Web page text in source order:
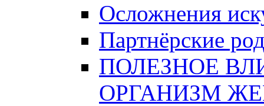
Осложнения
Партнёрские
ПОЛЕЗНОЕ
ОРГАНИЗМ